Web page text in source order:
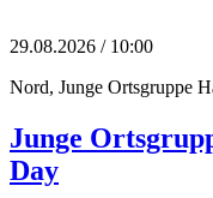
29.08.2026 / 10:00
Nord, Junge Ortsgruppe
Junge
Day